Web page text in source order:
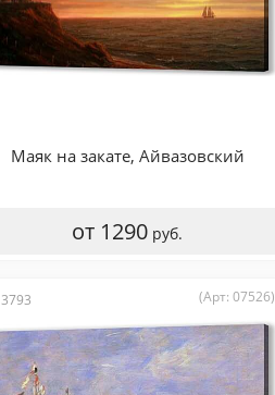
Маяк на закате, Айвазовский
от 1290 руб.
3793 (Арт: 07526)